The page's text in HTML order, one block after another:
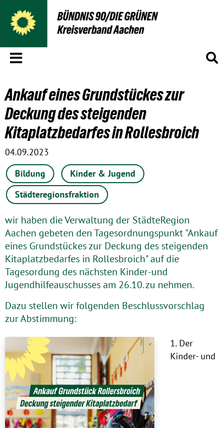
Menü
Ankauf eines Grundstückes zur
Deckung des steigenden
Kitaplatzbedarfes in Rollesbroich
04.09.2023
Bildung
Kinder & Jugend
Städteregionsfraktion
wir haben die Verwaltung der StädteRegion
Aachen gebeten den Tagesordnungspunkt "Ankauf
eines Grundstückes zur Deckung des steigenden
Kitaplatzbedarfes in Rollesbroich" auf die
Tagesordung des nächsten Kinder-und
Jugendhilfeauschusses am 26.10. zu nehmen.
Dazu stellen wir folgenden Beschlussvorschlag
zur Abstimmung:
1. Der
Kinder- und